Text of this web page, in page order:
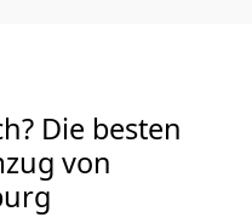
Die besten
von